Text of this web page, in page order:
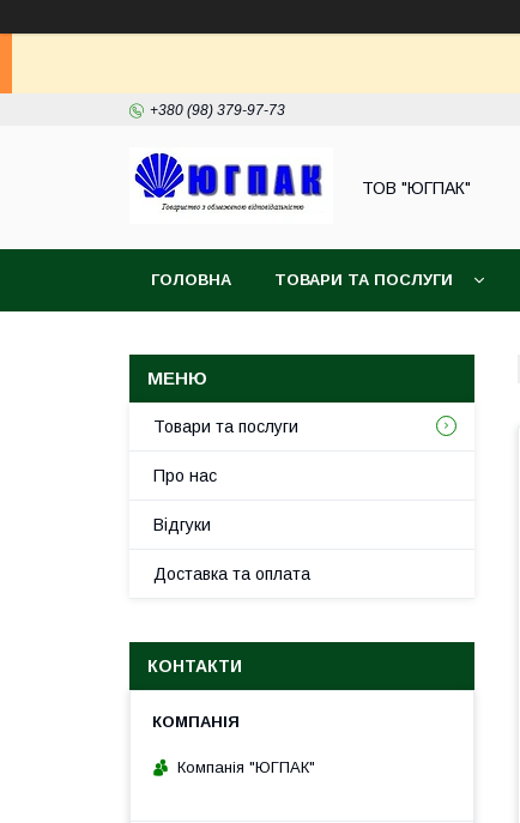
+380 (98) 379-97-73
ТОВ "ЮГПАК"
ГОЛОВНА ТОВАРИ ТА ПОСЛУГИ
Товари та послуги
Про нас
Відгуки
Доставка та оплата
КОНТАКТИ
Компанія "ЮГПАК"